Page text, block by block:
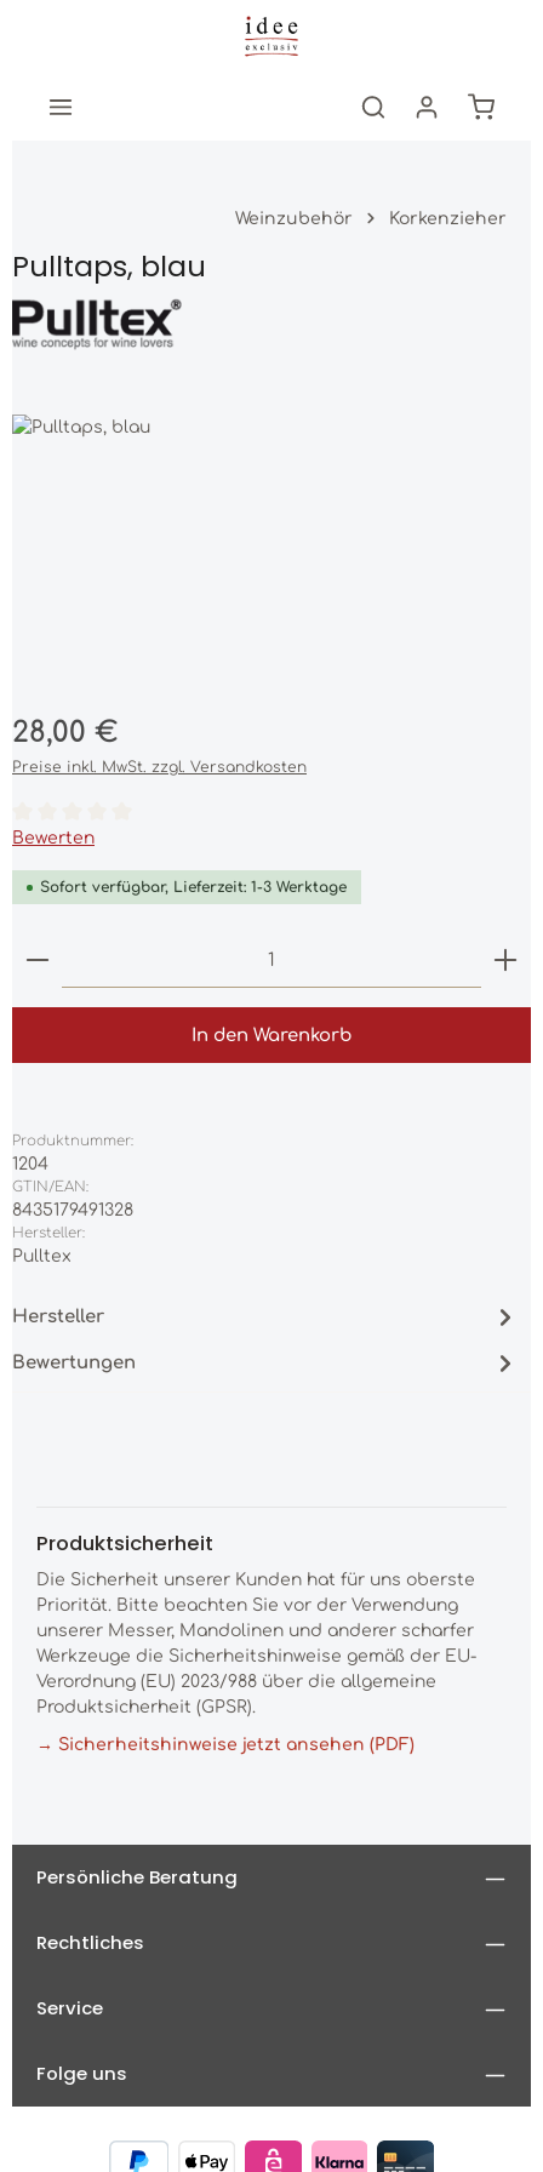
Zum Hauptinhalt springen
Weinzubehör Korkenzieher
Pulltaps, blau
Bildergalerie überspringen
Regulärer Preis:
28,00 €
Preise inkl. MwSt. zzgl. Versandkosten
Durchschnittliche Bewertung von 0 von 5 Sternen
Bewerten
Sofort verfügbar, Lieferzeit: 1-3 Werktage
Produkt Anzahl: Gib den gewünschten Wert
In den Warenkorb
Produktnummer:
1204
GTIN/EAN:
8435179491328
Hersteller:
Pulltex
Hersteller
Bewertungen
Produktsicherheit
Die Sicherheit unserer Kunden hat für uns oberste
Priorität. Bitte beachten Sie vor der Verwendung
unserer Messer, Mandolinen und anderer scharfer
Werkzeuge die Sicherheitshinweise gemäß der EU-
Verordnung (EU) 2023/988 über die allgemeine
Produktsicherheit (GPSR).
→ Sicherheitshinweise jetzt ansehen (PDF)
Persönliche Beratung
Rechtliches
Service
Folge uns